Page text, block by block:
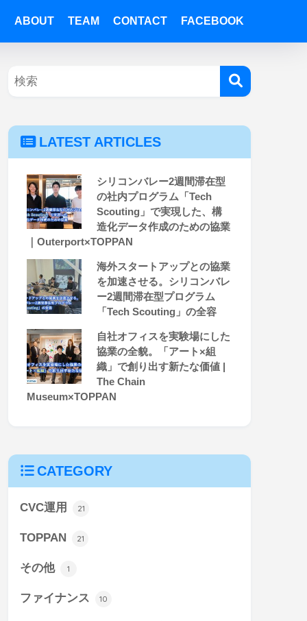
ABOUT TEAM CONTACT FACEBOOK
LATEST ARTICLES
シリコンバレー2週間滞在型
の社内プログラム「Tech
Scouting」で実現した、構
造化データ作成のための協業
｜Outerport×TOPPAN
海外スタートアップとの協業
を加速させる。シリコンバレ
ー2週間滞在型プログラム
「Tech Scouting」の全容
自社オフィスを実験場にした
協業の全貌。「アート×組
織」で創り出す新たな価値 |
The Chain
Museum×TOPPAN
CATEGORY
CVC運用 21
TOPPAN 21
その他 1
ファイナンス 10